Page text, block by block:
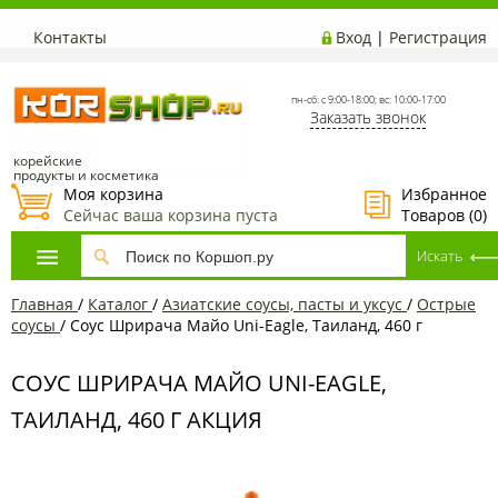
Контакты Вход | Регистрация
корейские
продукты и косметика
пн-сб: с 9:00-18:00; вс: 10:00-17:00
Заказать звонок
Избранное
Товаров (0)
Моя корзина
Сейчас ваша корзина пуста
Главная / Каталог / Азиатские соусы, пасты и уксус / Острые
соусы / Соус Шрирача Майо Uni-Eagle, Таиланд, 460 г
СОУС ШРИРАЧА МАЙО UNI-EAGLE,
ТАИЛАНД, 460 Г АКЦИЯ